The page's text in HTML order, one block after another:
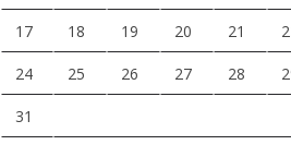
17 18 19 20 21
24 25 26 27 28
31